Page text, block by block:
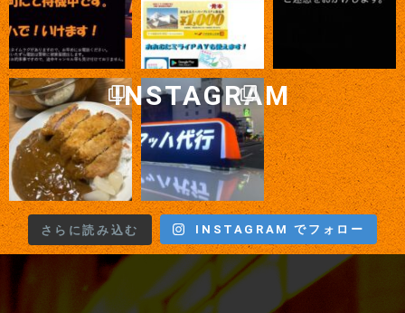
INSTAGRAM
さらに読み込む INSTAGRAM でフォロー